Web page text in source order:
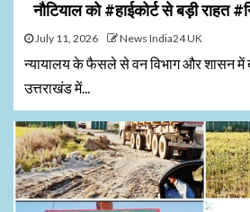
नौटियाल को #हाईकोर्ट से बड़ी राहत
July 11, 2026 News India24 UK
न्यायालय के फैसले से वन विभाग और शासन में
उत्तराखंड में...